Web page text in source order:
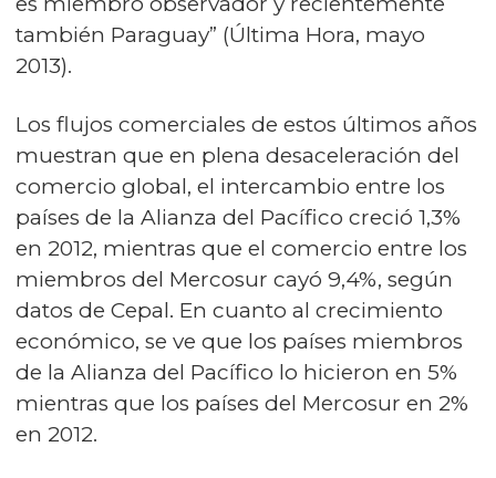
también Paraguay” (Última Hora, mayo
2013).
Los flujos comerciales de estos últimos años
muestran que en plena desaceleración del
comercio global, el intercambio entre los
países de la Alianza del Pacífico creció 1,3%
en 2012, mientras que el comercio entre los
miembros del Mercosur cayó 9,4%, según
datos de Cepal. En cuanto al crecimiento
económico, se ve que los países miembros
de la Alianza del Pacífico lo hicieron en 5%
mientras que los países del Mercosur en 2%
en 2012.